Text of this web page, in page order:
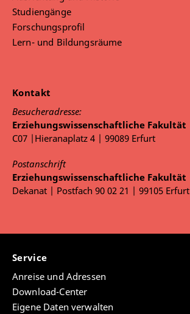
Studiengänge
Forschungsprofil
Lern- und Bildungsräume
Kontakt
Besucheradresse:
Erziehungswissenschaftliche Fakultät
C07 |Hieranaplatz 4 | 99089 Erfurt
Postanschrift
Erziehungswissenschaftliche Fakultät
Dekanat | Postfach 90 02 21 | 99105 Erfurt
Service
Anreise und Adressen
Download-Center
Eigene Daten verwalten